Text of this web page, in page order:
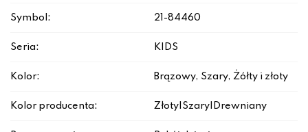
Symbol: 21-84460
Seria: KIDS
Kolor: Brązowy, Szary, Żółty i złoty
Kolor producenta: Złoty|Szary|Drewniany